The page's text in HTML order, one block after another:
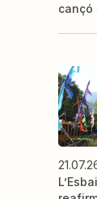
cançó